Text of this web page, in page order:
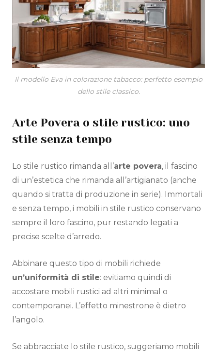
Il modello Eva in colorazione tabacco: perfetto esempio
dello stile classico.
Arte Povera o stile rustico: uno
stile senza tempo
Lo stile rustico rimanda all’arte povera, il fascino
di un’estetica che rimanda all’artigianato (anche
quando si tratta di produzione in serie). Immortali
e senza tempo, i mobili in stile rustico conservano
sempre il loro fascino, pur restando legati a
precise scelte d’arredo.
Abbinare questo tipo di mobili richiede
un’uniformità di stile: evitiamo quindi di
accostare mobili rustici ad altri minimal o
contemporanei. L’effetto minestrone è dietro
l’angolo.
Se abbracciate lo stile rustico, suggeriamo mobili